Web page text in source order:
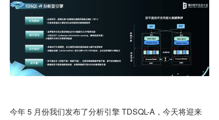
今年 5 月份我们发布了分析引擎 TDSQL-A，今天将迎来